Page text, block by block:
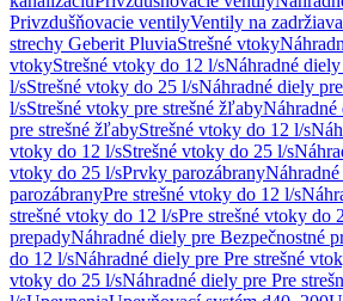
Privzdušňovacie ventilyVentily na
strechy Geberit PluviaStrešné vtoky
vtokyStrešné vtoky do 12 l/sNáhradné
l/sStrešné vtoky do 25 l/sNáhradné diely
l/sStrešné vtoky pre strešné žľabyNáhradné
pre strešné žľabyStrešné vtoky do 12 l/s
vtoky do 12 l/sStrešné vtoky do 25 l/s
vtoky do 25 l/sPrvky parozábrany
parozábranyPre strešné vtoky do 12 l/s
strešné vtoky do 12 l/sPre strešné vtoky do
prepadyNáhradné diely pre Bezpečnostné
do 12 l/sNáhradné diely pre Pre strešné
vtoky do 25 l/sNáhradné diely pre Pre